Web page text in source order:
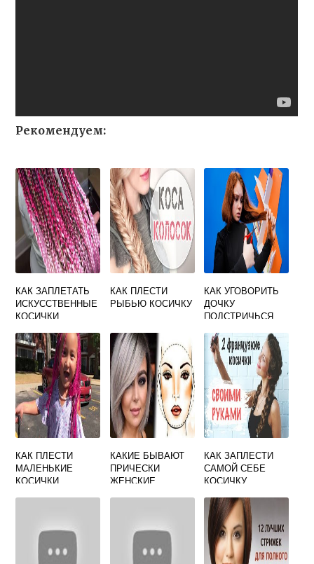
Рекомендуем:
КАК ЗАПЛЕТАТЬ
ИСКУССТВЕННЫЕ
КОСИЧКИ
КАК ПЛЕСТИ
РЫБЬЮ КОСИЧКУ
КАК УГОВОРИТЬ
ДОЧКУ
ПОДСТРИЧЬСЯ
КАК ПЛЕСТИ
МАЛЕНЬКИЕ
КОСИЧКИ
КАКИЕ БЫВАЮТ
ПРИЧЕСКИ
ЖЕНСКИЕ
КАК ЗАПЛЕСТИ
САМОЙ СЕБЕ
КОСИЧКУ